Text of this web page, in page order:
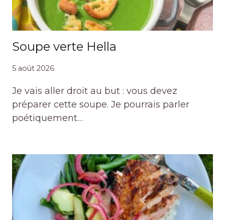
Soupe verte Hella
5 août 2026
Je vais aller droit au but : vous devez
préparer cette soupe. Je pourrais parler
poétiquement…